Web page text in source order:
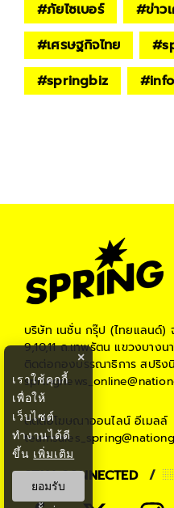
#ภัยไซเบอร์ #ข่าว
#เศรษฐกิจไทย #
#springbiz #
บริษัท เนชั่น กรุ๊ป (ไทยแลนด์)
9,10,11 ถ.เทพรัตน แขวงบาง
ติดต่อกองบรรณาธิการ สปริง
ติดต่อโฆษณาออนไลน์ อีเมลล์
STAY CONNECTED
×
เราใช้คุกกี้
เพื่อให้
เว็บไซต์
ทำงานได้ดี
ขึ้น เพิ่มเติม
ยอมรับ